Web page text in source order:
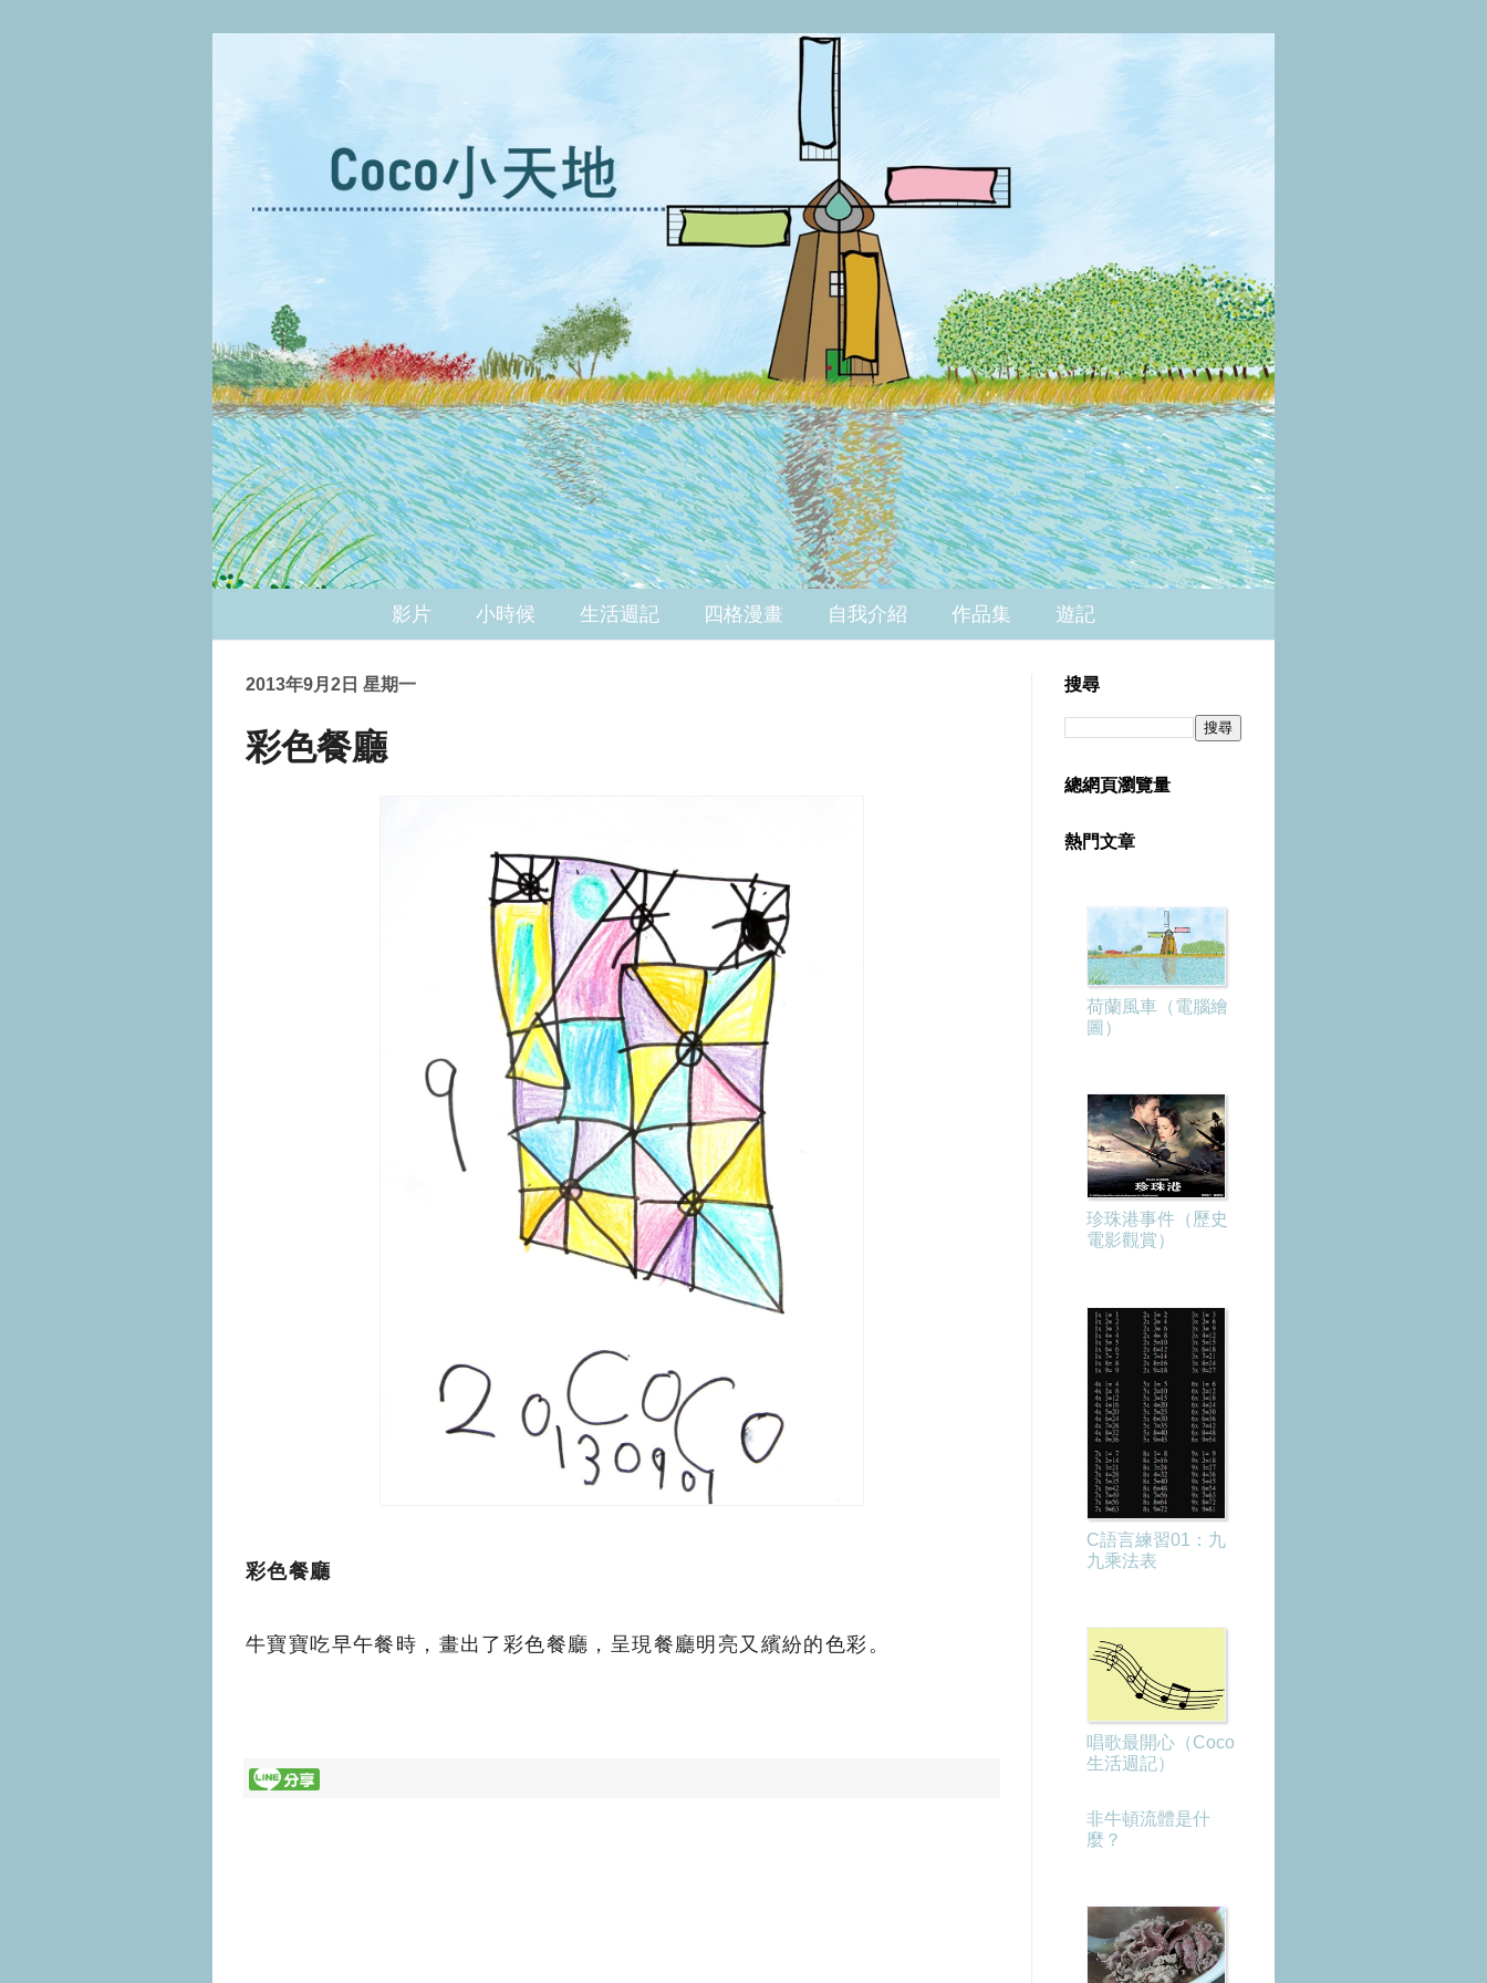
影片 小時候 生活週記 四格漫畫 自我介紹 作品集 遊記
2013年9月2日 星期一
彩色餐廳
彩色餐廳
牛寶寶吃早午餐時，畫出了彩色餐廳，呈現餐廳明亮又繽紛的色彩。
搜尋
總網頁瀏覽量
熱門文章
荷蘭風車（電腦繪
圖）
珍珠港事件（歷史
電影觀賞）
C語言練習01：九
九乘法表
唱歌最開心（Coco
生活週記）
非牛頓流體是什
麼？